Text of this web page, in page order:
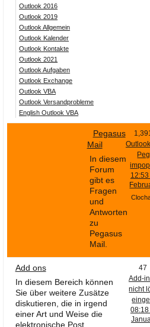
Outlook 2016
Outlook 2019
Outlook Allgemein
Outlook Kalender
Outlook Kontakte
Outlook 2021
Outlook Aufgaben
Outlook Exchange
Outlook VBA
Outlook Versandprobleme
English Outlook VBA
Pegasus
Mail
In diesem
Forum
gibt es
Fragen
und
Antworten
zu
Pegasus
Mail.
Add ons
In diesem Bereich können
Sie über weitere Zusätze
diskutieren, die in irgend
einer Art und Weise die
elektronische Post
47
Add-
nicht
08:18